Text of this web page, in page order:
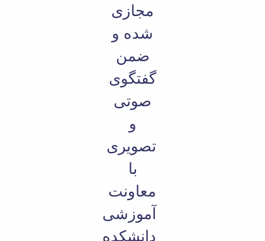
مجازی
شده و
ضمن
گفتگوی
صوتی
و
تصویری
با
معاونت
آموزشی
دانشکده